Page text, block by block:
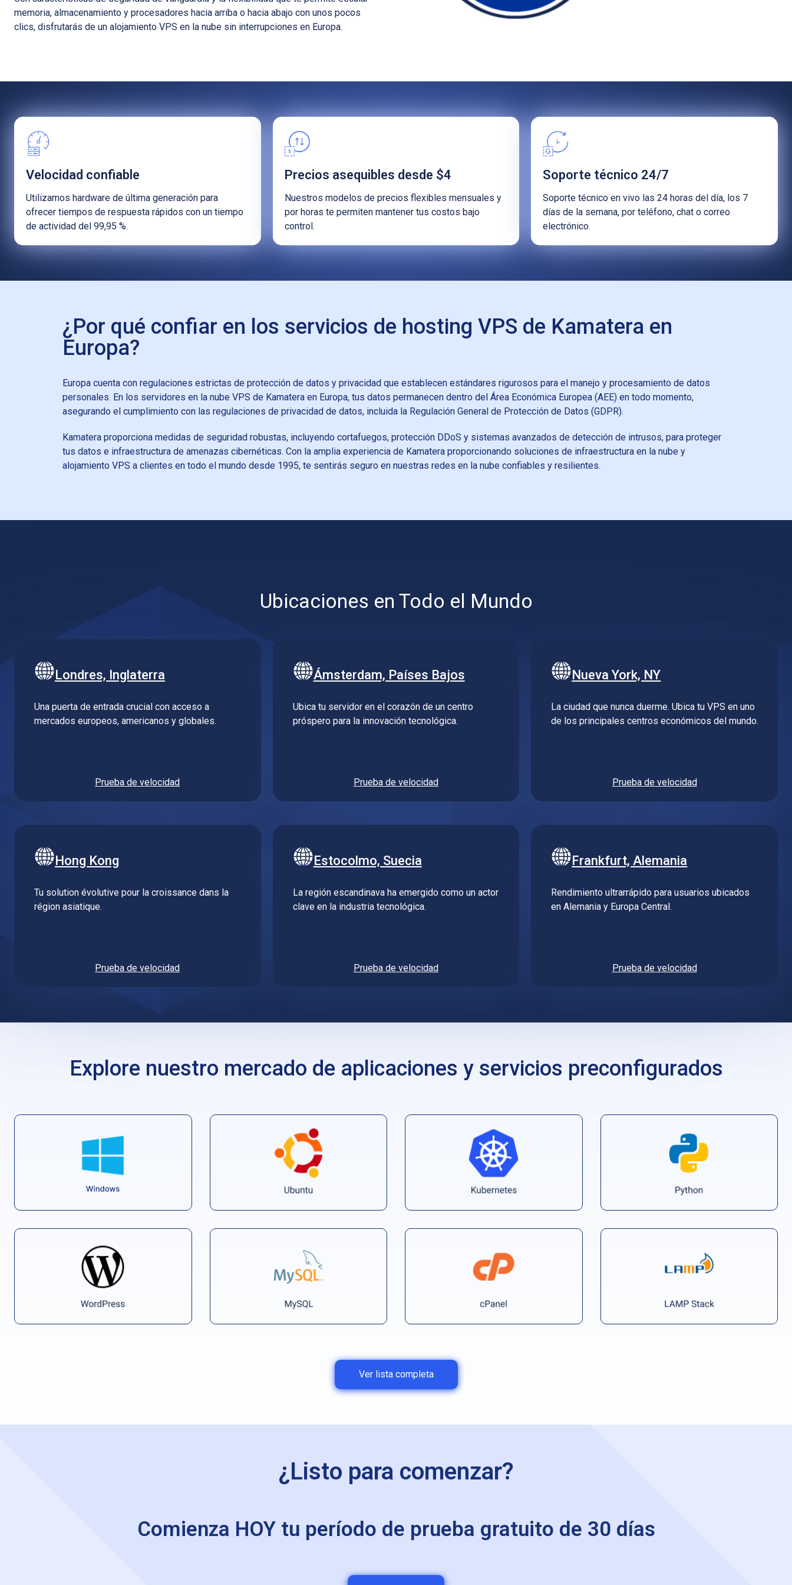
memoria, almacenamiento y procesadores hacia arriba o hacia abajo con unos pocos
clics, disfrutarás de un alojamiento VPS en la nube sin interrupciones en Europa.
Velocidad confiable
Utilizamos hardware de última generación para
ofrecer tiempos de respuesta rápidos con un tiempo
de actividad del 99,95 %.
Precios asequibles desde $4
Nuestros modelos de precios flexibles mensuales y
por horas te permiten mantener tus costos bajo
control.
Soporte técnico 24/7
Soporte técnico en vivo las 24 horas del día, los 7
días de la semana, por teléfono, chat o correo
electrónico.
¿Por qué confiar en los servicios de hosting VPS de Kamatera en
Europa?
Europa cuenta con regulaciones estrictas de protección de datos y privacidad que establecen estándares rigurosos para el manejo y procesamiento de datos
personales. En los servidores en la nube VPS de Kamatera en Europa, tus datos permanecen dentro del Área Económica Europea (AEE) en todo momento,
asegurando el cumplimiento con las regulaciones de privacidad de datos, incluida la Regulación General de Protección de Datos (GDPR).
Kamatera proporciona medidas de seguridad robustas, incluyendo cortafuegos, protección DDoS y sistemas avanzados de detección de intrusos, para proteger
tus datos e infraestructura de amenazas cibernéticas. Con la amplia experiencia de Kamatera proporcionando soluciones de infraestructura en la nube y
alojamiento VPS a clientes en todo el mundo desde 1995, te sentirás seguro en nuestras redes en la nube confiables y resilientes.
Ubicaciones en Todo el Mundo
Londres, Inglaterra
Una puerta de entrada crucial con acceso a
mercados europeos, americanos y globales.
Prueba de velocidad
Ámsterdam, Países Bajos
Ubica tu servidor en el corazón de un centro
próspero para la innovación tecnológica.
Prueba de velocidad
Nueva York, NY
La ciudad que nunca duerme. Ubica tu VPS en uno
de los principales centros económicos del mundo.
Prueba de velocidad
Hong Kong
Tu solution évolutive pour la croissance dans la
région asiatique.
Prueba de velocidad
Estocolmo, Suecia
La región escandinava ha emergido como un actor
clave en la industria tecnológica.
Prueba de velocidad
Frankfurt, Alemania
Rendimiento ultrarrápido para usuarios ubicados
en Alemania y Europa Central.
Prueba de velocidad
Explore nuestro mercado de aplicaciones y servicios preconfigurados
Ver lista completa
¿Listo para comenzar?
Comienza HOY tu período de prueba gratuito de 30 días